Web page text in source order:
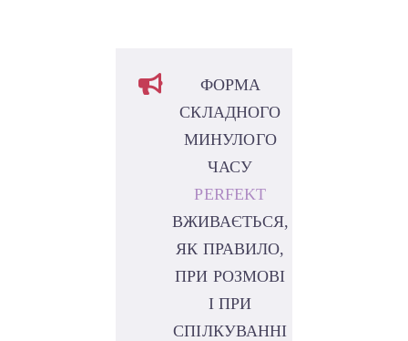
ФОРМА
СКЛАДНОГО
МИНУЛОГО
ЧАСУ
PERFEKT
ВЖИВАЄТЬСЯ,
ЯК ПРАВИЛО,
ПРИ РОЗМОВІ
І ПРИ
СПІЛКУВАННІ